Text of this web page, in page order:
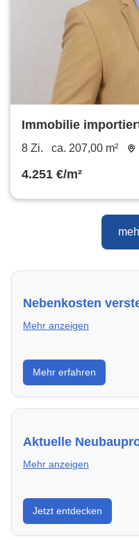
Immobilie
8 Zi. ca. 207,00 m²
4.251 €/m²
Nebenkosten
Mehr anzeigen
Erfahre, welche
wie du deine
kannst.
Mehr erfahren
Aktuelle
Mehr anzeigen
Entdecke
energieeffizient und
Jetzt entdecken